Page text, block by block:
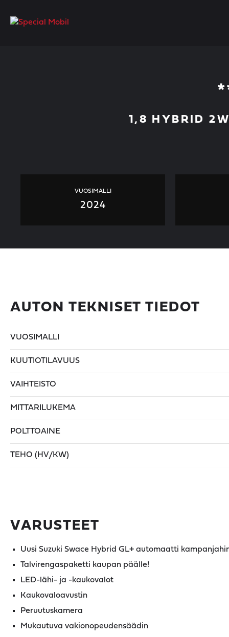
1,8 HYBRID
VUOSIMALLI
2024
AUTON TEKNISET TIEDOT
VUOSIMALLI
KUUTIOTILAVUUS
VAIHTEISTO
MITTARILUKEMA
POLTTOAINE
TEHO (HV/KW)
VARUSTEET
Uusi Suzuki Swace Hybrid GL+ automaatti
Talvirengaspaketti kaupan päälle!
LED-lähi- ja -kaukovalot
Kaukovaloavustin
Peruutuskamera
Mukautuva vakionopeudensäädin